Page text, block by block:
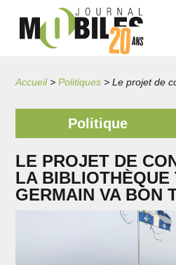
Accueil>Politiques >
Politique
LE PROJET DE
LA BIBLIOTHÈQUE
GERMAIN VA BON